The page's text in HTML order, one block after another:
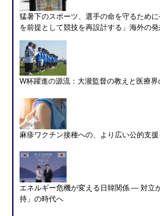
猛暑下のスポーツ、選手の命を守るため
を前提として競技を再設計する」海外の発
W杯躍進の源流：大瀧監督の教えと医療界
麻疹ワクチン接種への、より広い公的支援
エネルギー危機が変える日韓関係 ― 対立
持」の時代へ